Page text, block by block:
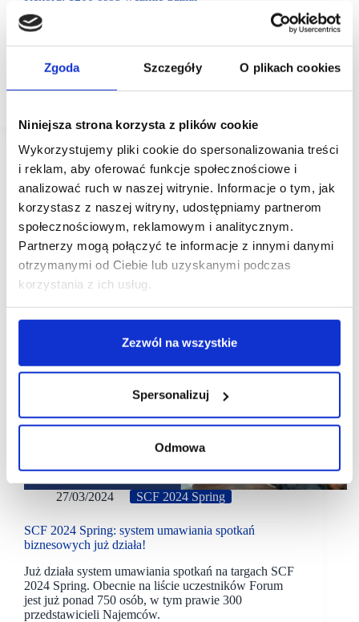
Zgoda Szczegóły O plikach cookies
Niniejsza strona korzysta z plików cookie
Wykorzystujemy pliki cookie do spersonalizowania treści
i reklam, aby oferować funkcje społecznościowe i
analizować ruch w naszej witrynie. Informacje o tym, jak
korzystasz z naszej witryny, udostępniamy partnerom
społecznościowym, reklamowym i analitycznym.
Partnerzy mogą połączyć te informacje z innymi danymi
otrzymanymi od Ciebie lub uzyskanymi podczas
korzystania z ich usług.
Zezwól na wszystkie
Spersonalizuj
Odmowa
w rozpoczynających się jutro targach SCF 2024
Spring
kwietnia na Stadionie Legii Warszawa. Forum to
potwierdziło już 1200 uczestników
27/03/2024 SCF 2024 Spring
SCF 2024 Spring: system umawiania spotkań
biznesowych już działa!
Już działa system umawiania spotkań na targach SCF
2024 Spring. Obecnie na liście uczestników Forum
jest już ponad 750 osób, w tym prawie 300
przedstawicieli Najemców.